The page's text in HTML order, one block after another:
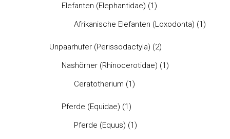
Elefanten (Elephantidae) (1)
Afrikanische Elefanten (Loxodonta) (1)
Unpaarhufer (Perissodactyla) (2)
Nashörner (Rhinocerotidae) (1)
Ceratotherium (1)
Pferde (Equidae) (1)
Pferde (Equus) (1)